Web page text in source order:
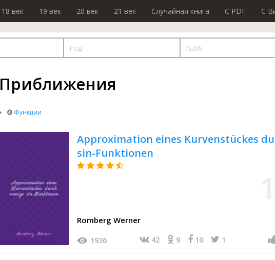
18 век 19 век 20 век 21 век Случайная книга C PDF C
Приближения
Функции
Approximation eines Kurvenstückes
sin-Funktionen
Romberg Werner
1936 42 9 10 1